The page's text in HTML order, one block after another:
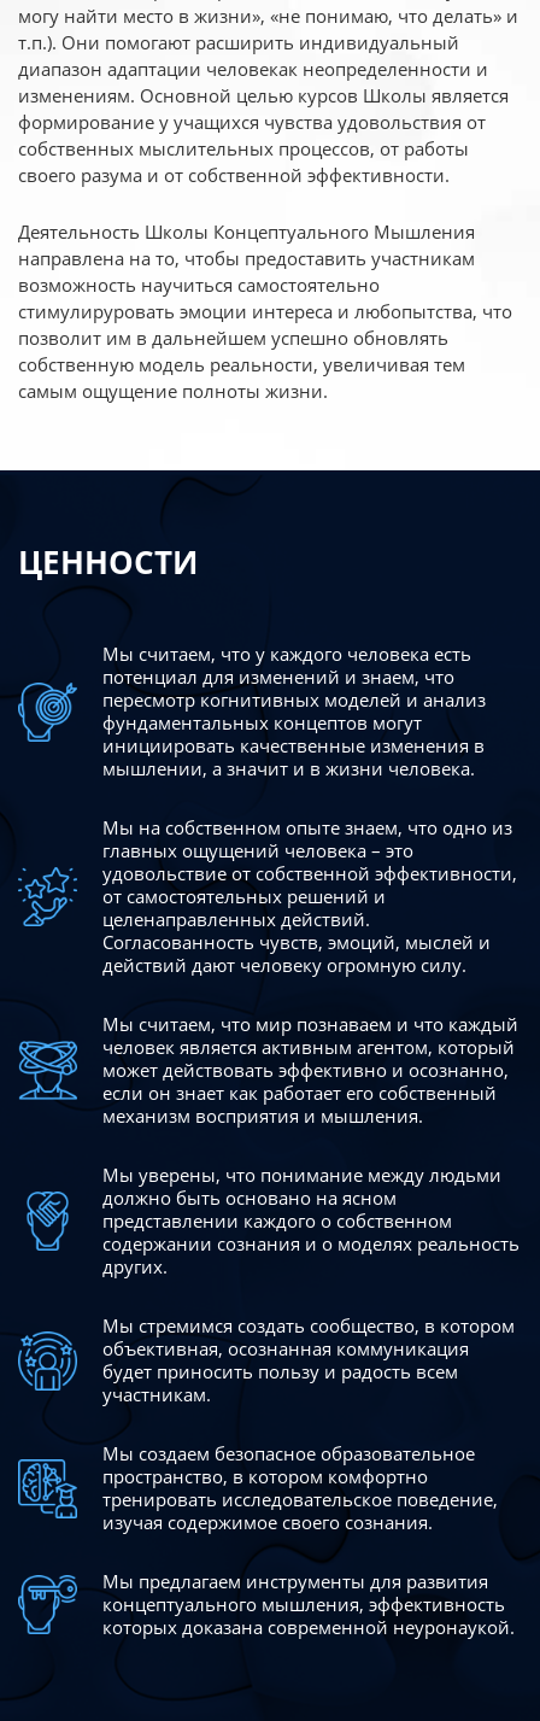
могу найти место в жизни», «не понимаю, что делать» и
т.п.). Они помогают расширить индивидуальный
диапазон адаптации человекак неопределенности и
изменениям. Основной целью курсов Школы является
формирование у учащихся чувства удовольствия от
собственных мыслительных процессов, от работы
своего разума и от собственной эффективности.
Деятельность Школы Концептуального Мышления
направлена на то, чтобы предоставить участникам
возможность научиться самостоятельно
стимулируровать эмоции интереса и любопытства, что
позволит им в дальнейшем успешно обновлять
собственную модель реальности, увеличивая тем
самым ощущение полноты жизни.
ЦЕННОСТИ
Мы считаем, что у каждого человека есть
потенциал для изменений и знаем, что
пересмотр когнитивных моделей и анализ
фундаментальных концептов могут
инициировать качественные изменения в
мышлении, а значит и в жизни человека.
Мы на собственном опыте знаем, что одно из
главных ощущений человека – это
удовольствие от собственной эффективности,
от самостоятельных решений и
целенаправленных действий.
Согласованность чувств, эмоций, мыслей и
действий дают человеку огромную силу.
Мы считаем, что мир познаваем и что каждый
человек является активным агентом, который
может действовать эффективно и осознанно,
если он знает как работает его собственный
механизм восприятия и мышления.
Мы уверены, что понимание между людьми
должно быть основано на ясном
представлении каждого о собственном
содержании сознания и о моделях реальность
других.
Мы стремимся создать сообщество, в котором
объективная, осознанная коммуникация
будет приносить пользу и радость всем
участникам.
Мы создаем безопасное образовательное
пространство, в котором комфортно
тренировать исследовательское поведение,
изучая содержимое своего сознания.
Мы предлагаем инструменты для развития
концептуального мышления, эффективность
которых доказана современной неуронаукой.